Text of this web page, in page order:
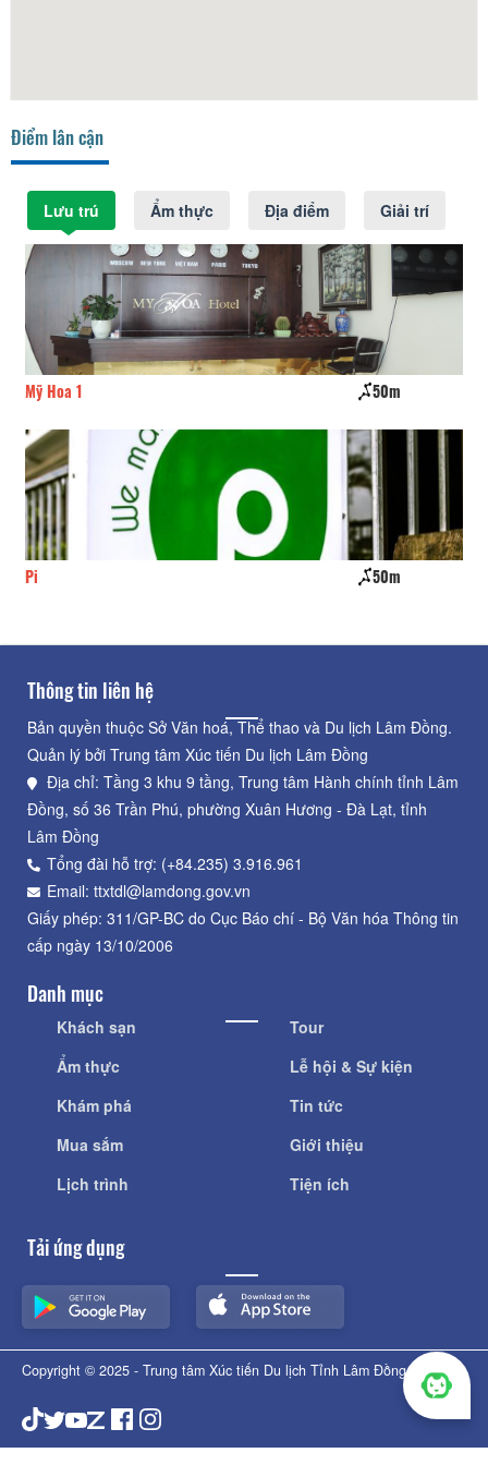
Điểm lân cận
Lưu trú Ẩm thực Địa điểm Giải trí
Mỹ Hoa 1 50m
Pi 50m
Thông tin liên hệ
Bản quyền thuộc Sở Văn hoá, Thể thao và Du lịch Lâm Đồng.
Quản lý bởi Trung tâm Xúc tiến Du lịch Lâm Đồng
Địa chỉ: Tầng 3 khu 9 tầng, Trung tâm Hành chính tỉnh Lâm
Đồng, số 36 Trần Phú, phường Xuân Hương - Đà Lạt, tỉnh
Lâm Đồng
Tổng đài hỗ trợ: (+84.235) 3.916.961
Email: ttxtdl@lamdong.gov.vn
Giấy phép: 311/GP-BC do Cục Báo chí - Bộ Văn hóa Thông tin
cấp ngày 13/10/2006
Danh mục
Khách sạn
Ẩm thực
Khám phá
Mua sắm
Lịch trình
Tour
Lễ hội & Sự kiện
Tin tức
Giới thiệu
Tiện ích
Tải ứng dụng
Copyright © 2025 - Trung tâm Xúc tiến Du lịch Tỉnh Lâm Đồng